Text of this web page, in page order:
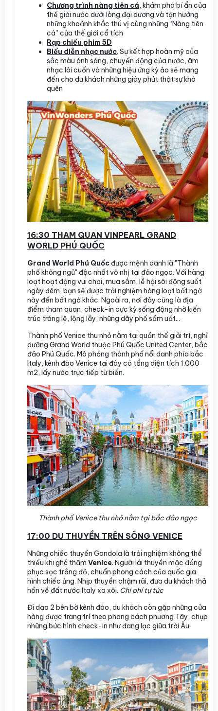
Chương trình nàng tiên cá, khám phá bí ẩn của
thế giới nước dưới lòng đại dương và tận hưởng
những khoảnh khắc thú vị cùng những “Nàng tiên
cá” của thế giới cổ tích
Rạp chiếu phim 5D
Biểu diễn nhạc nước. Sự kết hợp hoàn mỹ của
sắc màu ánh sáng, chuyển động của nước, âm
nhạc lôi cuốn và những hiệu ứng kỳ ảo sẽ mang
đến cho du khách những giây phút thật sự khó
quên
16:30 THAM QUAN VINPEARL GRAND
WORLD PHÚ QUỐC
Grand World Phú Quốcđược mệnh danh là "Thành
phố không ngủ" độc nhất vô nhị tại đảo ngọc. Với hàng
loạt hoạt động vui chơi, mua sắm, lễ hội sôi động suốt
ngày đêm, bạn sẽ được trải nghiệm hàng loạt bất ngờ
này đến bất ngờ khác. Ngoài ra, nơi đây cũng là địa
điểm tham quan, check-in cực kỳ sống động nhờ kiến
trúc tráng lệ, lộng lẫy, những dãy phố sầm uất...
Thành phố Venice thu nhỏ nằm tại quần thể giải trí, nghỉ
dưỡng Grand World thuộc Phú Quốc United Center, bắc
đảo Phú Quốc. Mô phỏng thành phố nổi danh phía bắc
Italy, kênh đào Venice tại đây có tổng diện tích 1.000
m2, lấy nước trực tiếp từ biển.
Thành phố Venice thu nhỏ nằm tại bắc đảo ngọc
17:00 DU THUYỀN TRÊN SÔNG VENICE
Những chiếc thuyền Gondola là trải nghiệm không thể
thiếu khi ghé thăm Venice. Người lái thuyền mặc đồng
phục sọc trắng đỏ, chuẩn phong cách của quốc gia
hình chiếc ủng. Nhịp thuyền chậm rãi, đưa du khách thả
hồn về đất nước Italy xa xôi. Chi phí tự túc
Đi dạo 2 bên bờ kênh đào, du khách còn gặp những cửa
hàng được trang trí theo phong cách phương Tây, chụp
những bức hình check-in như đang lạc giữa trời Âu.